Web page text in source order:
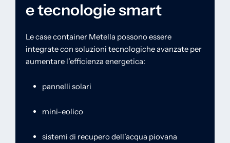
e tecnologie smart
Le case container Metella possono essere
integrate con soluzioni tecnologiche avanzate per
aumentare l’efficienza energetica:
pannelli solari
mini-eolico
sistemi di recupero dell’acqua piovana